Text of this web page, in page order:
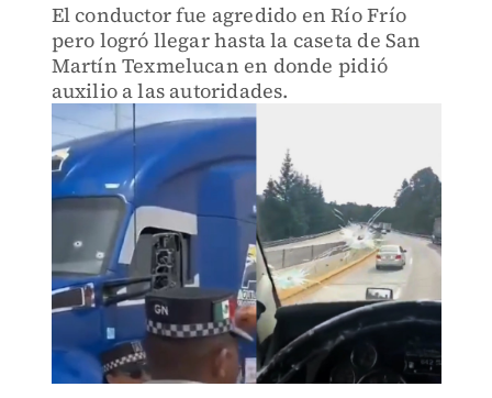
El conductor fue agredido en Río Frío
pero logró llegar hasta la caseta de San
Martín Texmelucan en donde pidió
auxilio a las autoridades.